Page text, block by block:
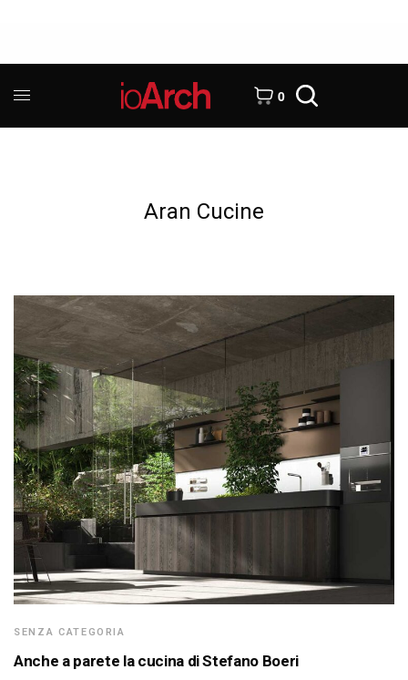
0
Aran Cucine
SENZA CATEGORIA
Anche a parete la cucina di Stefano Boeri